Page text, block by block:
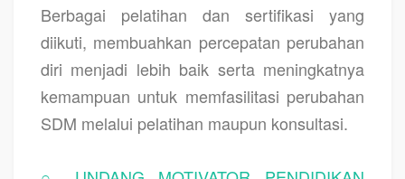
Berbagai pelatihan dan sertifikasi yang
diikuti, membuahkan percepatan perubahan
diri menjadi lebih baik serta meningkatnya
kemampuan untuk memfasilitasi perubahan
SDM melalui pelatihan maupun konsultasi.